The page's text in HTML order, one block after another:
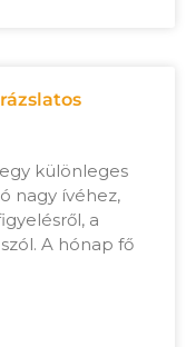
különleges
nagy ívéhez,
a
A hónap fő